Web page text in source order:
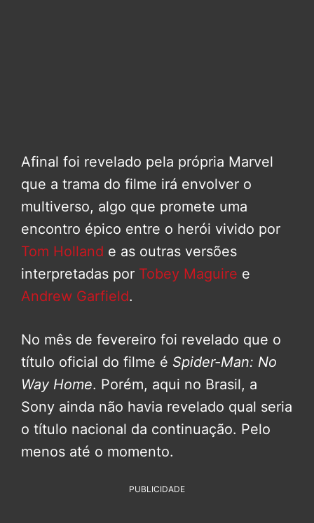
Afinal foi revelado pela própria Marvel
que a trama do filme irá envolver o
multiverso, algo que promete uma
encontro épico entre o herói vivido por
Tom Holland e as outras versões
interpretadas por Tobey Maguire e
Andrew Garfield.
No mês de fevereiro foi revelado que o
título oficial do filme é Spider-Man: No
Way Home. Porém, aqui no Brasil, a
Sony ainda não havia revelado qual seria
o título nacional da continuação. Pelo
menos até o momento.
PUBLICIDADE